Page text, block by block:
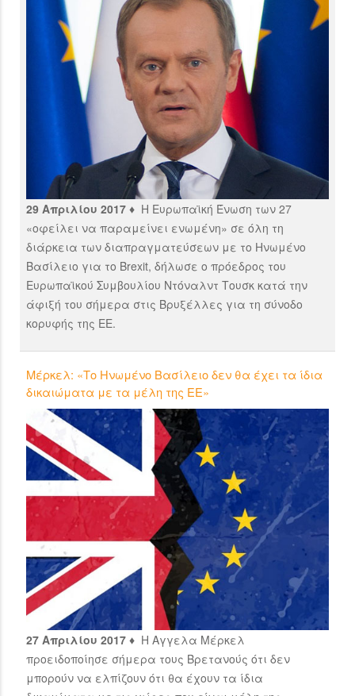
29 Απριλίου 2017 ♦ Η Ευρωπαϊκή Ένωση των 27
«οφείλει να παραμείνει ενωμένη» σε όλη τη
διάρκεια των διαπραγματεύσεων με το Ηνωμένο
Βασίλειο για το Brexit, δήλωσε ο πρόεδρος του
Ευρωπαϊκού Συμβουλίου Ντόναλντ Τουσκ κατά την
άφιξή του σήμερα στις Βρυξέλλες για τη σύνοδο
κορυφής της ΕΕ.
Μέρκελ: «Το Ηνωμένο Βασίλειο δεν θα έχει τα ίδια
δικαιώματα με τα μέλη της ΕΕ»
27 Απριλίου 2017 ♦ Η Αγγελα Μέρκελ
προειδοποίησε σήμερα τους Βρετανούς ότι δεν
μπορούν να ελπίζουν ότι θα έχουν τα ίδια